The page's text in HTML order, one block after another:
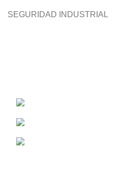
SEGURIDAD INDUSTRIAL